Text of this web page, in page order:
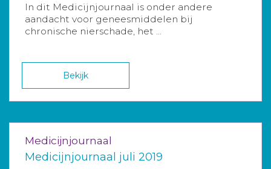
In dit Medicijnjournaal is onder andere
aandacht voor geneesmiddelen bij
chronische nierschade, het ...
Bekijk
Medicijnjournaal
Medicijnjournaal juli 2019